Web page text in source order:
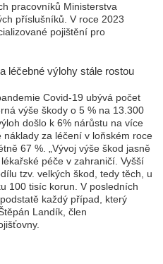
pracovníků Ministerstva
příslušníků. V roce 2023
pojištění pro
léčebné výlohy stále rostou
Covid-19 ubývá počet
výše škody o 5 % na 13.300
došlo k 6% nárůstu na více
za léčení v loňském roce
67 %. „Vývoj výše škod jasně
péče v zahraničí. Vyšší
tzv. velkých škod, tedy těch, u
100 tisíc korun. V posledních
každý případ, který
Landík, člen